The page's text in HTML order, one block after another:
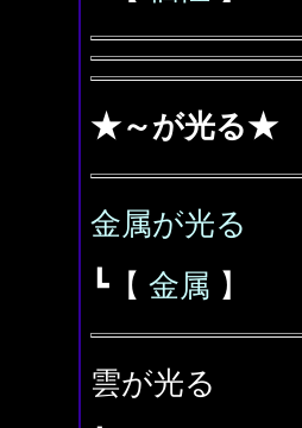
★～が光る★
金属が光る
┗【 金属 】
雲が光る